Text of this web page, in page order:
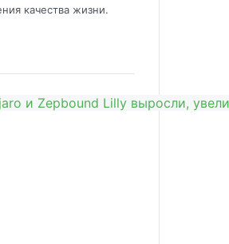
качества жизни.